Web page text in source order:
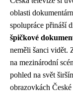
oblasti
spolupráce přináší
špičkové
neměli šanci vidět.
na mezinárodní
pohled na svět
obrazovkách